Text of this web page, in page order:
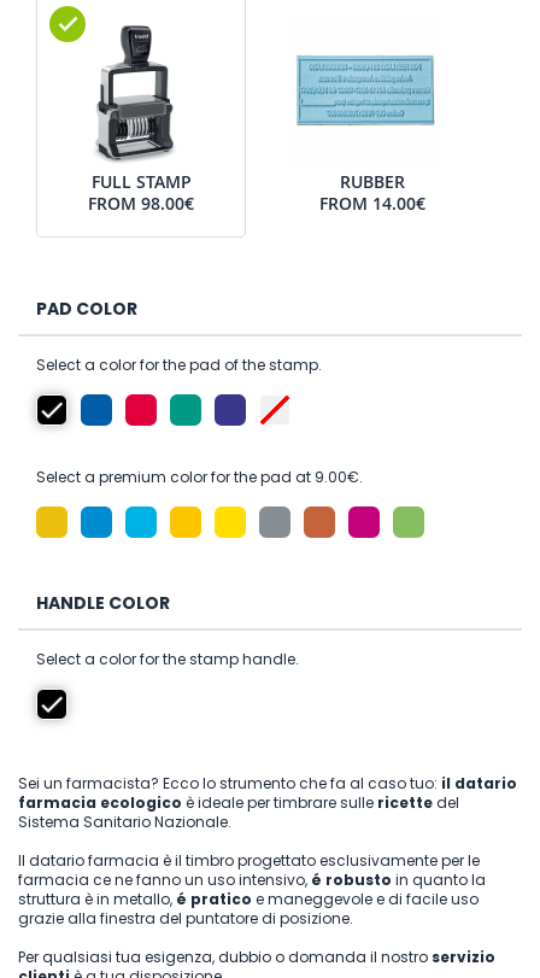
FULL STAMP
FROM 98.00€
RUBBER
FROM 14.00€
PAD COLOR
Select a color for the pad of the stamp.
Select a premium color for the pad at 9.00€.
HANDLE COLOR
Select a color for the stamp handle.
Sei un farmacista? Ecco lo strumento che fa al caso tuo: il datario
farmacia ecologico è ideale per timbrare sulle ricettedel
Sistema Sanitario Nazionale.
Il datario farmacia è il timbro progettato esclusivamente per le
farmacia ce ne fanno un uso intensivo, é robusto in quanto la
struttura è in metallo, é pratico e maneggevole e di facile uso
grazie alla finestra del puntatore di posizione.
Per qualsiasi tua esigenza, dubbio o domanda il nostro servizio